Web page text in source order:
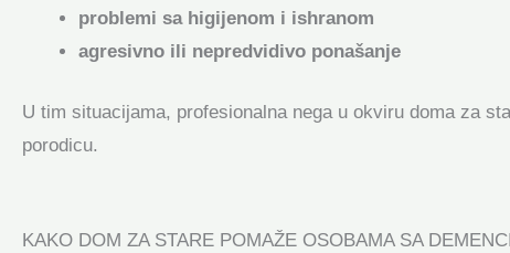
problemi sa higijenom i ishranom
agresivno ili nepredvidivo ponašanje
U tim situacijama, profesionalna nega u okviru doma za
porodicu.
KAKO DOM ZA STARE POMAŽE OSOBAMA SA